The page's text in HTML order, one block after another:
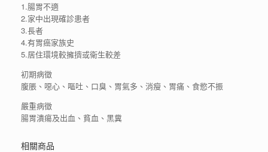
1.腸胃不適
2.家中出現確診患者
3.長者
4.有胃癌家族史
5.居住環境較擁擠或衛生較差
初期病徵
腹脹、噁心、嘔吐、口臭、胃氣多、消瘦、胃痛、食慾不振
嚴重病徵
腸胃潰瘍及出血、貧血、黑糞
相關商品